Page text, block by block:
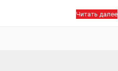
Читать далее